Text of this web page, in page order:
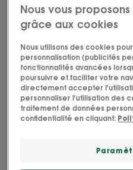
Besoin
Vitalité
Fabriqué en France
Le Shampoing Vitalité
Cédrat, nettoie et prend
légèreté et tonus. Il
Nous vous
grâce aux cookies
Nous utilisons des cookies
personnalisation (publicités
fonctionnalités avancées
poursuivre et faciliter votre
directement accepter
personnaliser l'utilisation des
traitement de données
confidentialité en cliquant: